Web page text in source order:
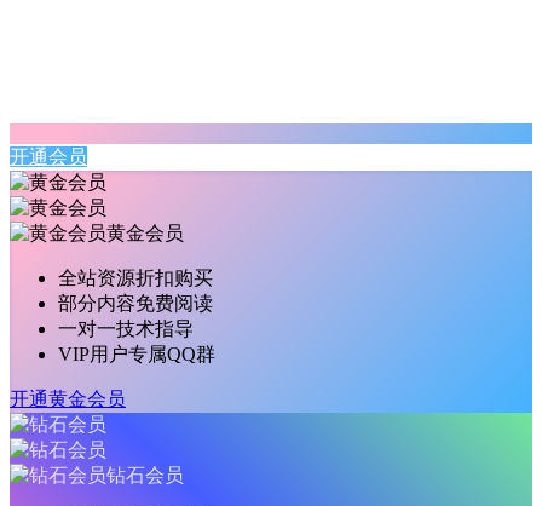
开通会员
黄金会员
全站资源折扣购买
部分内容免费阅读
一对一技术指导
VIP用户专属QQ群
开通黄金会员
钻石会员